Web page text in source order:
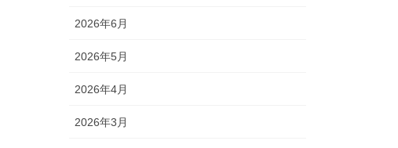
2026年6月
2026年5月
2026年4月
2026年3月